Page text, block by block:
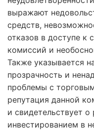
выражают
средств,
отказов в доступе к
комиссий и
Также указывается
прозрачность и
проблемы с
репутация данной
и свидетельствует о
инвестированием в